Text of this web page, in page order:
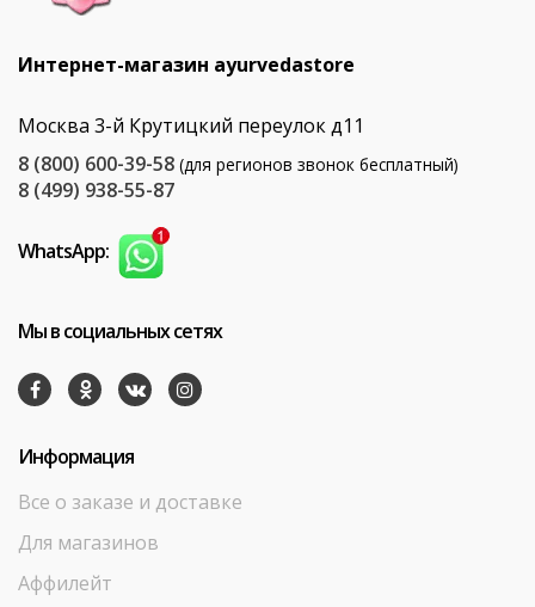
Интернет-магазин ayurvedastore
Москва 3-й Крутицкий переулок д11
8 (800) 600-39-58 (для регионов звонок бесплатный)
8 (499) 938-55-87
WhatsApp:
Мы в социальных сетях
Информация
Все о заказе и доставке
Для магазинов
Аффилейт